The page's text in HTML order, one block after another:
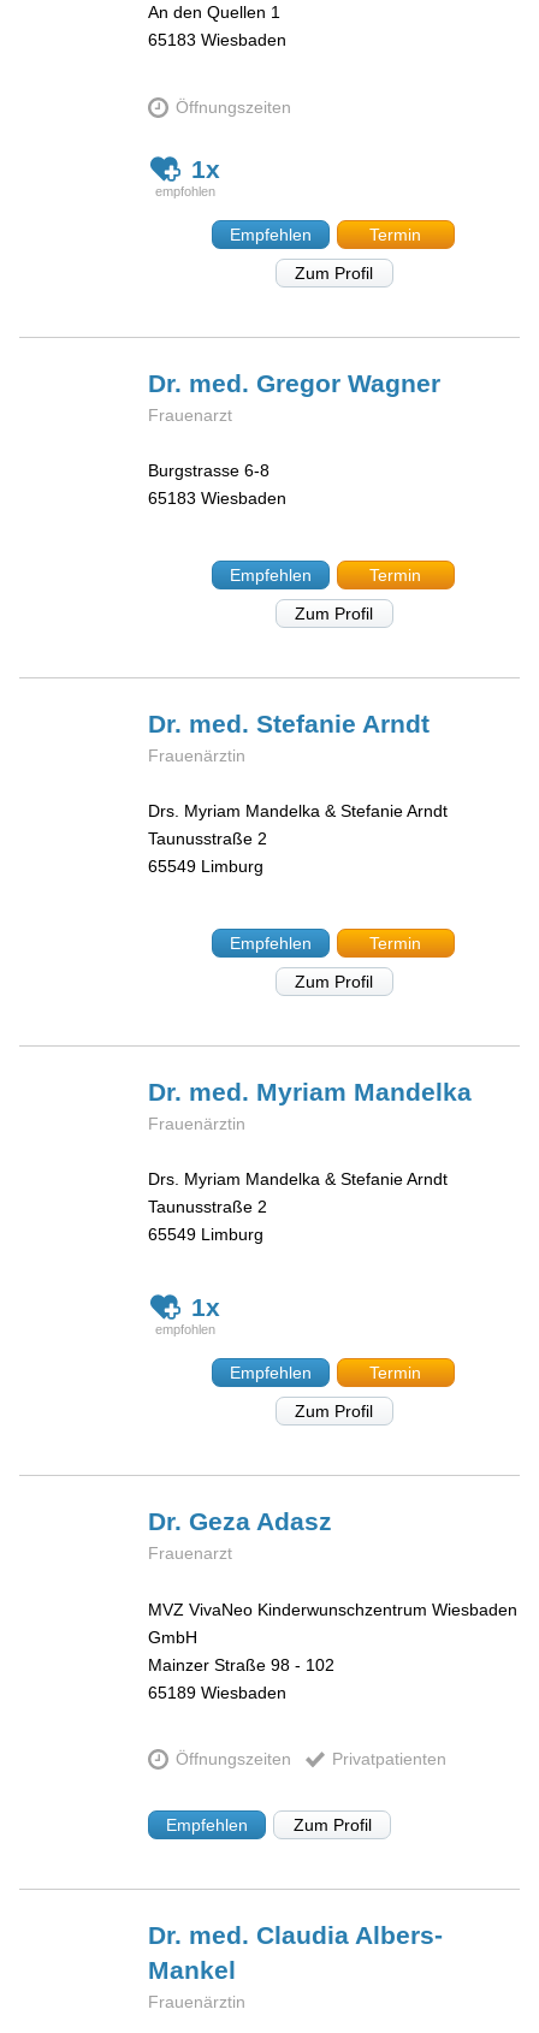
An den Quellen 1
65183 Wiesbaden
Öffnungszeiten
1x
Empfehlen
Termin
Zum Profil
Dr. med. GregorWagner
Frauenarzt
Burgstrasse 6-8
65183 Wiesbaden
Empfehlen
Termin
Zum Profil
Dr. med. Stefanie Arndt
Frauenärztin
Drs. Myriam Mandelka & Stefanie Arndt
Taunusstraße 2
65549 Limburg
Empfehlen
Termin
Zum Profil
Dr. med. Myriam Mandelka
Frauenärztin
Drs. Myriam Mandelka & Stefanie Arndt
Taunusstraße 2
65549 Limburg
1x
Empfehlen
Termin
Zum Profil
Dr. Geza Adasz
Frauenarzt
MVZ VivaNeo Kinderwunschzentrum Wiesbaden
GmbH
Mainzer Straße 98 - 102
65189 Wiesbaden
Öffnungszeiten Privatpatienten
Empfehlen Zum Profil
Dr. med. Claudia Albers-
Mankel
Frauenärztin